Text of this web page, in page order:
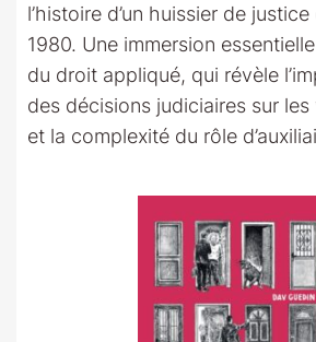
l’histoire d’un huissier de
1980. Une immersion
du droit appliqué, qui révèle
des décisions judiciaires sur
et la complexité du rôle